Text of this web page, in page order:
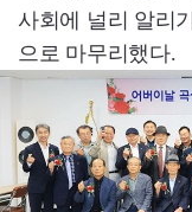
사회에 널리 알리
으로 마무리했다.